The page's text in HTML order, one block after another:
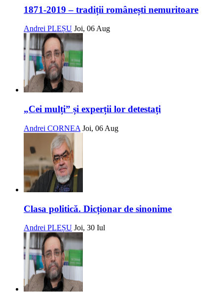
1871-2019 – tradiții românești nemuritoare
Andrei PLEȘU Joi, 06 Aug
„Cei mulți” și experții lor detestați
Andrei CORNEA Joi, 06 Aug
Clasa politică. Dicționar de sinonime
Andrei PLEȘU Joi, 30 Iul